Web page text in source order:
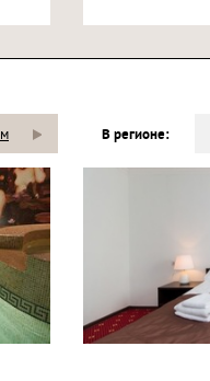
В регионе: